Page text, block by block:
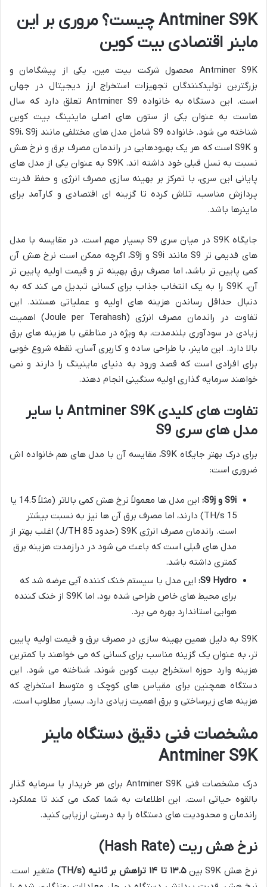
Antminer S9K چیست؟ مروری بر این
ماینر اقتصادی بیت کوین
Antminer S9K محصول شرکت بیت مین، یکی از پیشگامان و
بزرگترین تولیدکنندگان تجهیزات استخراج ارز دیجیتال در جهان
است. این دستگاه به خانواده Antminer S9 تعلق دارد که سال
هاست به عنوان یکی از ستون های اصلی ماینینگ بیت کوین
شناخته می شود. خانواده S9 شامل مدل های مختلفی مانند S9i، S9j
و S9K است که هر یک بهبودهایی در راندمان مصرف برق و نرخ هش
نسبت به نسل قبلی خود داشته اند. S9K به عنوان یکی از مدل های
پایانی این سری، با تمرکز بر بهینه سازی مصرف انرژی و حفظ قدرت
پردازش مناسب، تلاش کرده تا گزینه ای اقتصادی و کارآمد برای
ماینرها باشد.
جایگاه S9K در میان سری S9 بسیار مهم است. در مقایسه با مدل
های قدیمی تر S9 مانند S9i و S9j، اگرچه ممکن است نرخ هش آن
کمی پایین تر باشد، اما مصرف برق بهینه تر و قیمت اولیه پایین تر
آن، S9K را به یک انتخاب جذاب برای کسانی تبدیل می کند که به
دنبال حداقل رساندن هزینه های اولیه و عملیاتی هستند. این
تفاوت در راندمان مصرف انرژی (Joule per Terahash) اهمیت
زیادی در سودآوری بلندمدت، به ویژه در مناطقی با هزینه های برق
بالا دارد. این ماینر، با طراحی ساده و کاربری آسان، نقطه شروع خوبی
برای افرادی است که قصد ورود به دنیای ماینینگ را دارند و نمی
خواهند سرمایه گذاری اولیه سنگینی انجام دهند.
تفاوت های کلیدی Antminer S9K با سایر
مدل های سری S9
برای درک بهتر جایگاه S9K، مقایسه آن با مدل های هم خانواده اش
ضروری است:
S9i و S9j:
این مدل ها معمولاً نرخ هش کمی بالاتر (مثلاً 14.5 یا
15 TH/s) دارند، اما مصرف برق آن ها نیز به نسبت بیشتر
است. راندمان مصرف انرژی S9K (حدود 85 J/TH) اغلب بهتر از
مدل های قبلی است که باعث می شود در درازمدت هزینه برق
کمتری داشته باشد.
S9 Hydro: این مدل با سیستم خنک کننده آبی عرضه شد که
برای محیط های خاص طراحی شده بود، اما S9K از خنک کننده
هوایی استاندارد بهره می برد.
S9K به دلیل همین بهینه سازی در مصرف برق و قیمت اولیه پایین
تر، به عنوان یک گزینه مناسب برای کسانی که می خواهند با کمترین
هزینه وارد حوزه استخراج بیت کوین شوند، شناخته می شود. این
دستگاه همچنین برای مقیاس های کوچک و متوسط استخراج، که
هزینه های زیرساختی و برق اهمیت زیادی دارد، بسیار مطلوب است.
مشخصات فنی دقیق دستگاه ماینر
Antminer S9K
درک مشخصات فنی Antminer S9K برای هر خریدار یا سرمایه گذار
بالقوه حیاتی است. این اطلاعات به شما کمک می کند تا عملکرد،
راندمان و محدودیت های دستگاه را به درستی ارزیابی کنید.
نرخ هش ریت (Hash Rate)
نرخ هش S9K بین ۱۳.۵ تا ۱۴ تراهش بر ثانیه (TH/s)
متغیر است.